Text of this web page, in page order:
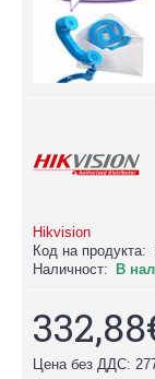
Hikvision
Код на продукта:
Наличност:
В
Цена без ДДС: